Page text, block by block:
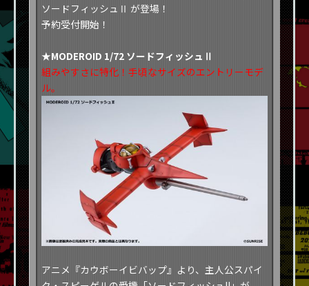
ソードフィッシュⅡ が登場！
予約受付開始！
★MODEROID 1/72 ソードフィッシュⅡ
組みやすさに特化！手頃なサイズのエントリーモデ
ル。
アニメ『カウボーイビバップ』より、主人公スパイ